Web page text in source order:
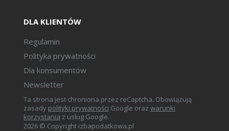
DLA KLIENTÓW
Regulamin
Polityka prywatności
Dla konsumentów
Newsletter
Ta strona jest chroniona przez reCaptcha. Obowiązują
zasady polityki prywatności Google oraz warunki
korzystania z usług Google.
2026 © Copyright izbapodatkowa.pl